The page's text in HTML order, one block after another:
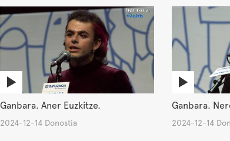
Ganbara. Aner Euzkitze.
2024-12-14 Donostia
Ganbara.
2024-12-14